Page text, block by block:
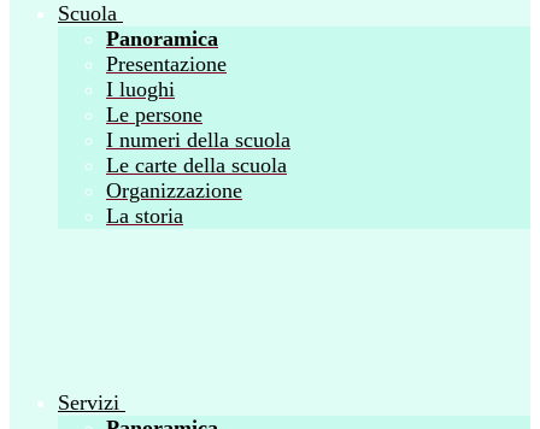
Scuola
Panoramica
Presentazione
I luoghi
Le persone
I numeri della scuola
Le carte della scuola
Organizzazione
La storia
Servizi